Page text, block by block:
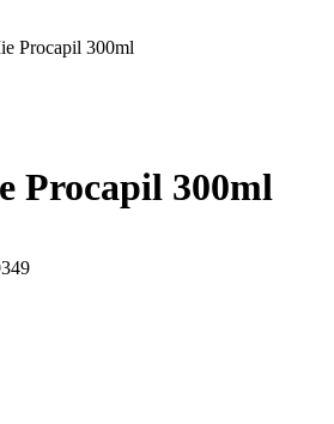
Procapil 300ml
Procapil 300ml